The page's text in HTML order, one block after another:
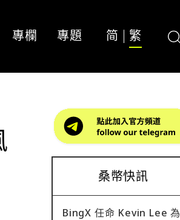
專欄 專題 简 繁
桑幣快訊
BingX 任命 Kevin Lee 為